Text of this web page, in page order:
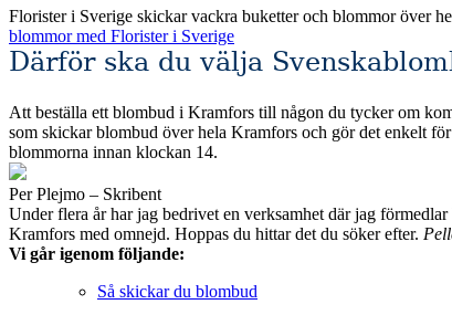
Florister i Sverige skickar vackra buketter och blommor över
blommor med Florister i Sverige
Därför ska du välja
Att beställa ett blombud i Kramfors till någon du tycker om
som skickar blombud över hela Kramfors och gör det enkelt för dig att hitta det du söker efter. Alla de fackhandlare som vi valt att jämföra
blommorna innan klockan 14.
Per Plejmo – Skribent
Under flera år har jag bedrivet en verksamhet där jag förmedlar blombud till privatpersoner och företag
Kramfors med omnejd. Hoppas du hittar det du söker efter.
Vi går igenom följande:
Så skickar du blombud